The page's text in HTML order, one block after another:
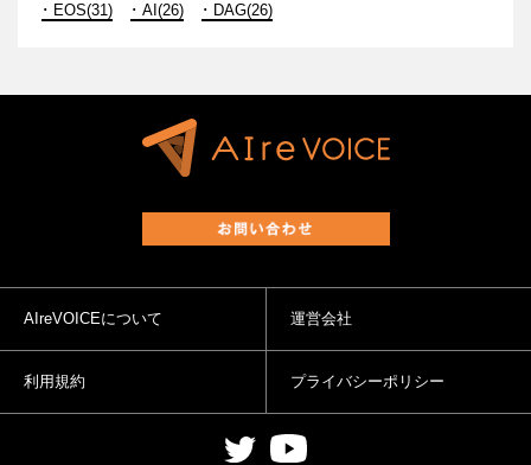
EOS(31) AI(26) DAG(26)
AIreVOICEについて 運営会社
利用規約 プライバシーポリシー